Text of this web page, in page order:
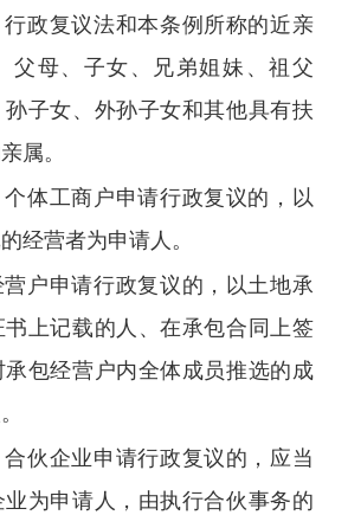
政复议法和本条例所称的近亲
父母、子女、兄弟姐妹、祖父
子女、外孙子女和其他具有扶
属。
体工商户申请行政复议的，以
经营者为申请人。
户申请行政复议的，以土地承
上记载的人、在承包合同上签
包经营户内全体成员推选的成
伙企业申请行政复议的，应当
业为申请人，由执行合伙事务的